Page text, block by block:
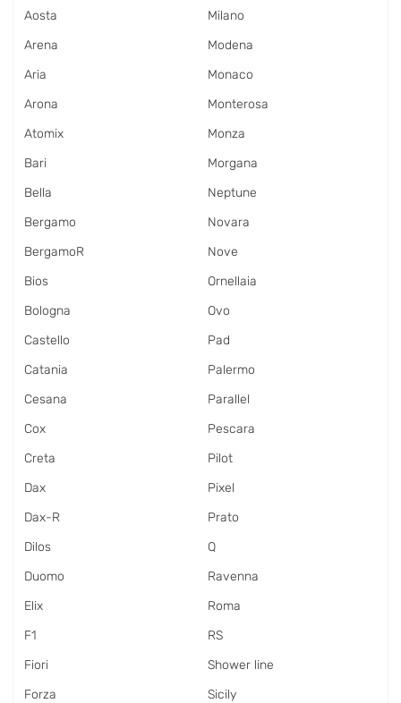
Aosta
Arena
Aria
Arona
Atomix
Bari
Bella
Bergamo
BergamoR
Bios
Bologna
Castello
Catania
Cesana
Cox
Creta
Dax
Dax-R
Dilos
Duomo
Elix
F1
Fiori
Forza
Milano
Modena
Monaco
Monterosa
Monza
Morgana
Neptune
Novara
Nove
Ornellaia
Ovo
Pad
Palermo
Parallel
Pescara
Pilot
Pixel
Prato
Q
Ravenna
Roma
RS
Shower line
Sicily